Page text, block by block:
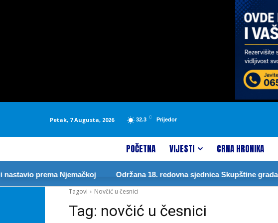
Petak, 7 Augusta, 2026 32.3 C Prijedor
POČETNA VIJESTI CRNA HRONIKA
prema Njemačkoj Održana 18. redovna sjednica Skupštine grada
Tagovi
Novčić u česnici
Tag: novčić u česnici